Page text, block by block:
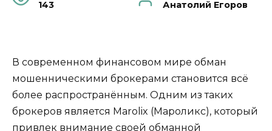
143 Анатолий Егоров
В современном финансовом мире обман
мошенническими брокерами становится всё
более распространённым. Одним из таких
брокеров является Marolix (Мароликс), который
привлек внимание своей обманной